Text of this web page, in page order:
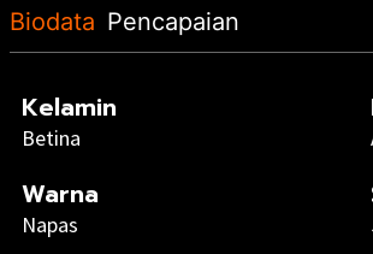
Biodata Pencapaian
Kelamin
Betina
Warna
Napas